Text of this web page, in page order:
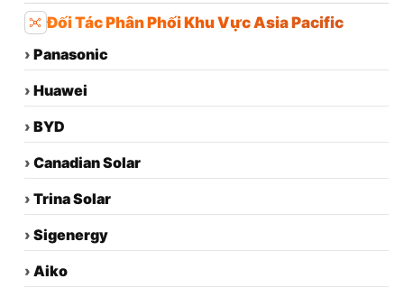
Đối Tác Phân Phối Khu Vực Asia Pacific
› Panasonic
› Huawei
› BYD
› Canadian Solar
› Trina Solar
› Sigenergy
› Aiko